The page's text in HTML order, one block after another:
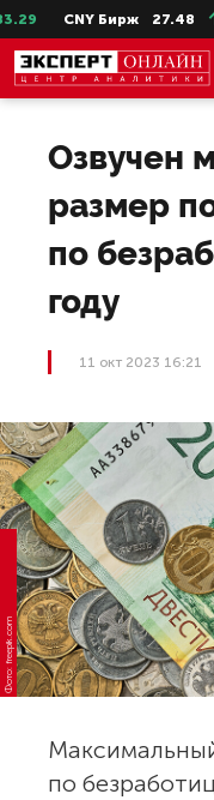
CNY Бирж 27.48
Озвучен
размер
по
году
11 окт 2023 16:21
Фото: freepik.com
по